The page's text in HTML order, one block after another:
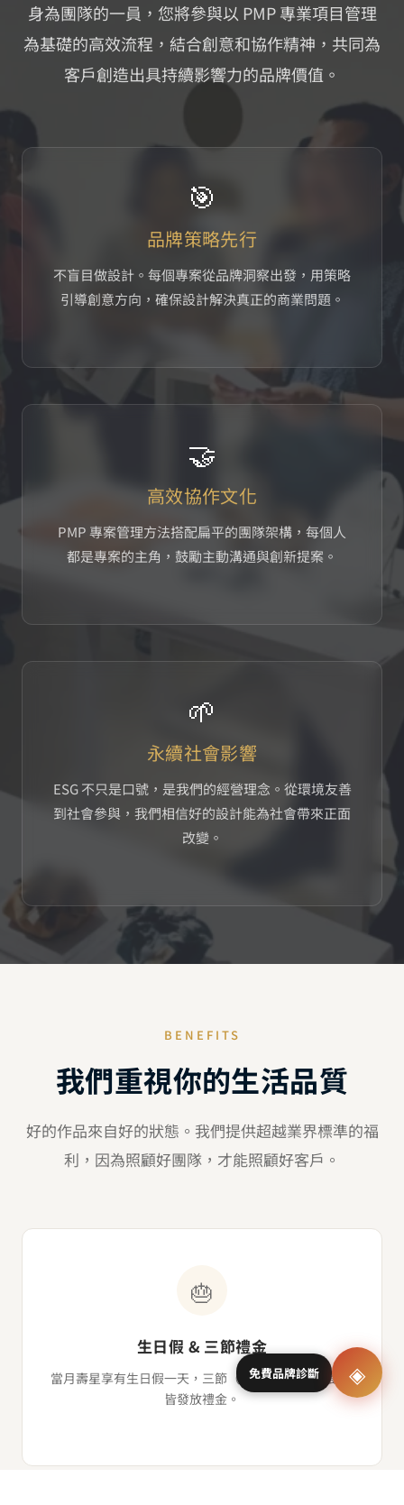
身為團隊的一員，您將參與以 PMP 專業項目管理
為基礎的高效流程，結合創意和協作精神，共同為
客戶創造出具持續影響力的品牌價值。
🎯
品牌策略先行
不盲目做設計。每個專案從品牌洞察出發，用策略
引導創意方向，確保設計解決真正的商業問題。
🤝
高效協作文化
PMP 專案管理方法搭配扁平的團隊架構，每個人
都是專案的主角，鼓勵主動溝通與創新提案。
🌱
永續社會影響
ESG 不只是口號，是我們的經營理念。從環境友善
到社會參與，我們相信好的設計能為社會帶來正面
改變。
BENEFITS
我們重視你的生活品質
好的作品來自好的狀態。我們提供超越業界標準的福
利，因為照顧好團隊，才能照顧好客戶。
🎂
生日假 & 三節禮金
當月壽星享有生日假一天，三節（端午、中秋、春節）
皆發放禮金。
免費品牌診斷 ◈